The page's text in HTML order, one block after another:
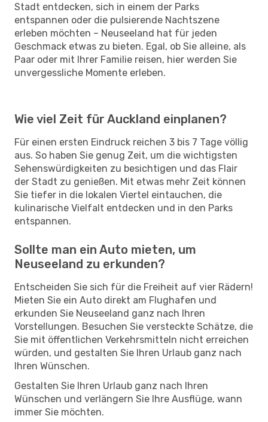
Stadt entdecken, sich in einem der Parks
entspannen oder die pulsierende Nachtszene
erleben möchten – Neuseeland hat für jeden
Geschmack etwas zu bieten. Egal, ob Sie alleine, als
Paar oder mit Ihrer Familie reisen, hier werden Sie
unvergessliche Momente erleben.
Wie viel Zeit für Auckland einplanen?
Für einen ersten Eindruck reichen 3 bis 7 Tage völlig
aus. So haben Sie genug Zeit, um die wichtigsten
Sehenswürdigkeiten zu besichtigen und das Flair
der Stadt zu genießen. Mit etwas mehr Zeit können
Sie tiefer in die lokalen Viertel eintauchen, die
kulinarische Vielfalt entdecken und in den Parks
entspannen.
Sollte man ein Auto mieten, um
Neuseeland zu erkunden?
Entscheiden Sie sich für die Freiheit auf vier Rädern!
Mieten Sie ein Auto direkt am Flughafen und
erkunden Sie Neuseeland ganz nach Ihren
Vorstellungen. Besuchen Sie versteckte Schätze, die
Sie mit öffentlichen Verkehrsmitteln nicht erreichen
würden, und gestalten Sie Ihren Urlaub ganz nach
Ihren Wünschen.
Gestalten Sie Ihren Urlaub ganz nach Ihren
Wünschen und verlängern Sie Ihre Ausflüge, wann
immer Sie möchten.